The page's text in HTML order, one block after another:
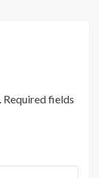
Required fields